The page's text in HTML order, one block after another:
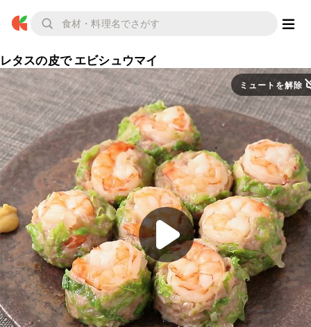
レタスの皮で エビシュウマイ
ミュートを解除